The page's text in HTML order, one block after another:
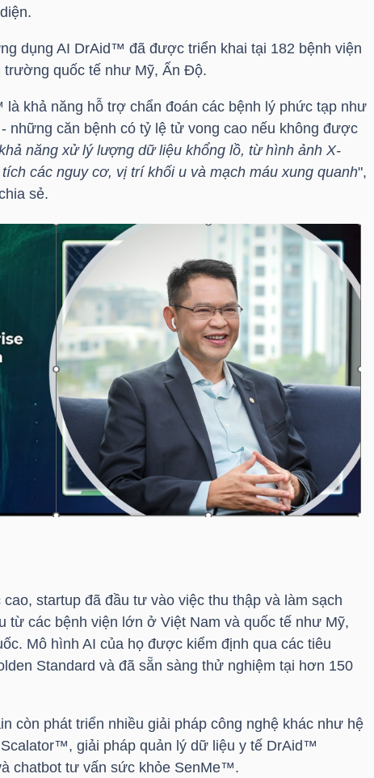
dụng AI DrAid™ đã được triển khai tại 182 bệnh viện
quốc tế như Mỹ, Ấn Độ.
khả năng hỗ trợ chẩn đoán các bệnh lý phức tạp như
những căn bệnh có tỷ lệ tử vong cao nếu không được
năng xử lý lượng dữ liệu khổng lồ, từ hình ảnh X-
các nguy cơ, vị trí khối u và mạch máu xung quanh",
sẻ.
startup đã đầu tư vào việc thu thập và làm sạch
từ các bệnh viện lớn ở Việt Nam và quốc tế như Mỹ,
Mô hình AI của họ được kiểm định qua các tiêu
Standard và đã sẵn sàng thử nghiệm tại hơn 150
còn phát triển nhiều giải pháp công nghệ khác như hệ
giải pháp quản lý dữ liệu y tế DrAid™
chatbot tư vấn sức khỏe SenMe™.